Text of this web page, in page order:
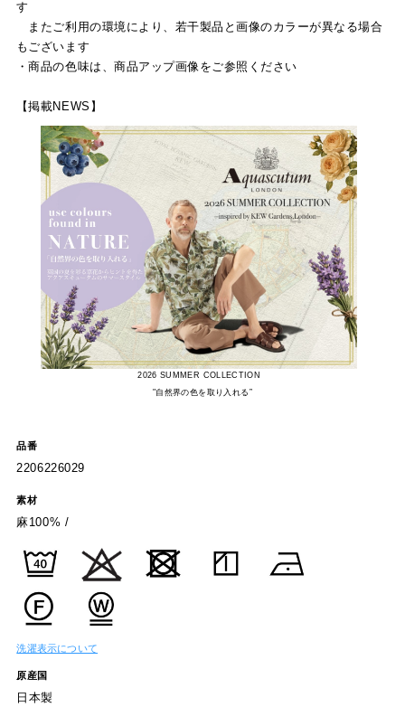
す
またご利用の環境により、若干製品と画像のカラーが異なる場合
もございます
・商品の色味は、商品アップ画像をご参照ください
【掲載NEWS】
2026 SUMMER COLLECTION
"自然界の色を取り入れる”
品番
2206226029
素材
麻100% /
洗濯表示について
原産国
日本製